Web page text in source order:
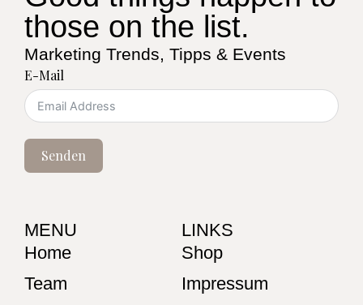
those on the list.
Marketing Trends, Tipps & Events
E-Mail
Senden
MENU
Home
Team
LINKS
Shop
Impressum